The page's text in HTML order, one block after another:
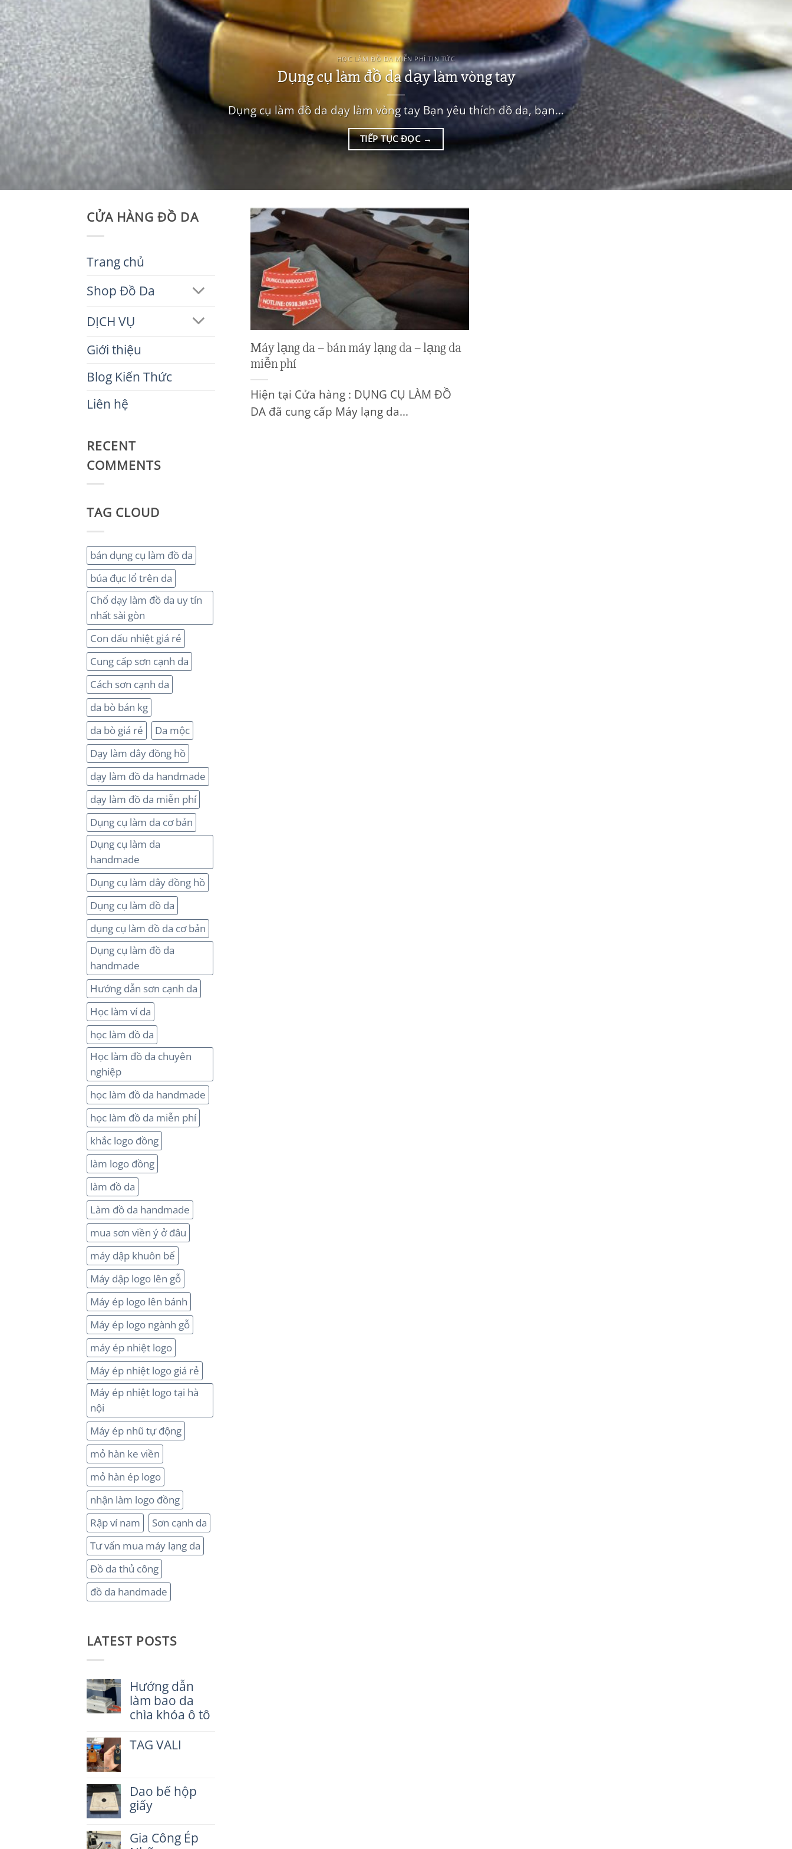
HỌC LÀM ĐỒ DA MIỄN PHÍ TIN TỨC
Dụng cụ làm đồ da dạy làm vòng tay
Dụng cụ làm đồ da dạy làm vòng tay Bạn yêu thích đồ da, bạn...
TIẾP TỤC ĐỌC→
CỬA HÀNG ĐỒ DA
Trang chủ
Shop Đồ Da
DỊCH VỤ
Giới thiệu
Blog Kiến Thức
Liên hệ
RECENT
COMMENTS
TAG CLOUD
bán dụng cụ làm đồ da
búa đục lổ trên da
Chổ dạy làm đồ da uy tín
nhất sài gòn
Con dấu nhiệt giá rẻ
Cung cấp sơn cạnh da
Cách sơn cạnh da
da bò bán kg
da bò giá rẻ
Da mộc
Dạy làm dây đồng hồ
dạy làm đồ da handmade
dạy làm đồ da miễn phí
Dụng cụ làm da cơ bản
Dụng cụ làm da
handmade
Dụng cụ làm dây đồng hồ
Dụng cụ làm đồ da
dụng cụ làm đồ da cơ bản
Dụng cụ làm đồ da
handmade
Hướng dẫn sơn cạnh da
Học làm ví da
học làm đồ da
Học làm đồ da chuyên
nghiệp
học làm đồ da handmade
học làm đồ da miễn phí
khắc logo đồng
làm logo đồng
làm đồ da
Làm đồ da handmade
mua sơn viền ý ở đâu
máy dập khuôn bế
Máy dập logo lên gỗ
Máy ép logo lên bánh
Máy ép logo ngành gỗ
máy ép nhiệt logo
Máy ép nhiệt logo giá rẻ
Máy ép nhiệt logo tại hà
nội
Máy ép nhũ tự động
mỏ hàn ke viền
mỏ hàn ép logo
nhận làm logo đồng
Rập ví nam
Sơn cạnh da
Tư vấn mua máy lạng da
Đồ da thủ công
đồ da handmade
LATEST POSTS
Hướng dẫn
làm bao da
chìa khóa ô tô
có
bình
dẫn
làm
bao
khóa
TAG VALI
luận
ở
TAG
Dao bế hộp
giấy
bình
Gia Công Ép
Máy lạng da – bán máy lạng da – lạng da
miễn phí
Hiện tại Cửa hàng : DỤNG CỤ LÀM ĐỒ
DA đã cung cấp Máy lạng da...